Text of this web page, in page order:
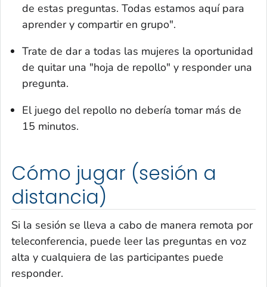
de estas preguntas. Todas estamos aquí para
aprender y compartir en grupo".
Trate de dar a todas las mujeres la oportunidad
de quitar una "hoja de repollo" y responder una
pregunta.
El juego del repollo no debería tomar más de
15 minutos.
Cómo jugar (sesión a
distancia)
Si la sesión se lleva a cabo de manera remota por
teleconferencia, puede leer las preguntas en voz
alta y cualquiera de las participantes puede
responder.